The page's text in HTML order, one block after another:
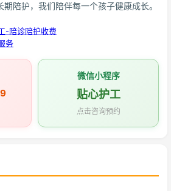
陪护，我们陪伴每一个孩子健康成长。
-陪诊陪护收费
务
微信小程序
贴心护工
点击咨询预约